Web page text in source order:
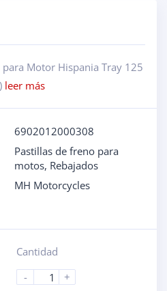
Motor Hispania Tray 125
leer más
6902012000308
Pastillas de freno para
motos, Rebajados
MH Motorcycles
Cantidad
-
+